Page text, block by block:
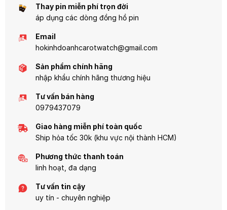
Thay pin miễn phí trọn đời
áp dụng các dòng đồng hồ pin
Email
hokinhdoanhcarotwatch@gmail.com
Sản phẩm chính hãng
nhập khẩu chính hãng thương hiệu
Tư vấn bán hàng
0979437079
Giao hàng miễn phí toàn quốc
Ship hỏa tốc 30k (khu vực nội thành HCM)
Phương thức thanh toán
linh hoạt, đa dạng
Tư vấn tin cậy
uy tín - chuyên nghiệp